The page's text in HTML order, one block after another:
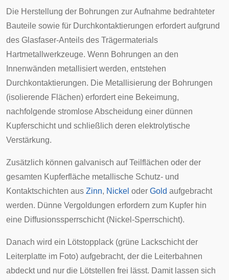
Die Herstellung der Bohrungen zur Aufnahme bedrahteter
Bauteile sowie für Durchkontaktierungen erfordert aufgrund
des Glasfaser-Anteils des Trägermaterials
Hartmetallwerkzeuge. Wenn Bohrungen an den
Innenwänden metallisiert werden, entstehen
Durchkontaktierungen. Die Metallisierung der Bohrungen
(isolierende Flächen) erfordert eine Bekeimung,
nachfolgende stromlose Abscheidung einer dünnen
Kupferschicht und schließlich deren elektrolytische
Verstärkung.
Zusätzlich können galvanisch auf Teilflächen oder der
gesamten Kupferfläche metallische Schutz- und
Kontaktschichten aus Zinn, Nickel oder Gold aufgebracht
werden. Dünne Vergoldungen erfordern zum Kupfer hin
eine Diffusionssperrschicht (Nickel-Sperrschicht).
Danach wird ein Lötstopplack (grüne Lackschicht der
Leiterplatte im Foto) aufgebracht, der die Leiterbahnen
abdeckt und nur die Lötstellen frei lässt. Damit lassen sich